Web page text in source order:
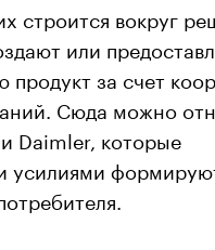
строится вокруг
или
продукт за счет
Сюда можно
Daimler, которые
усилиями